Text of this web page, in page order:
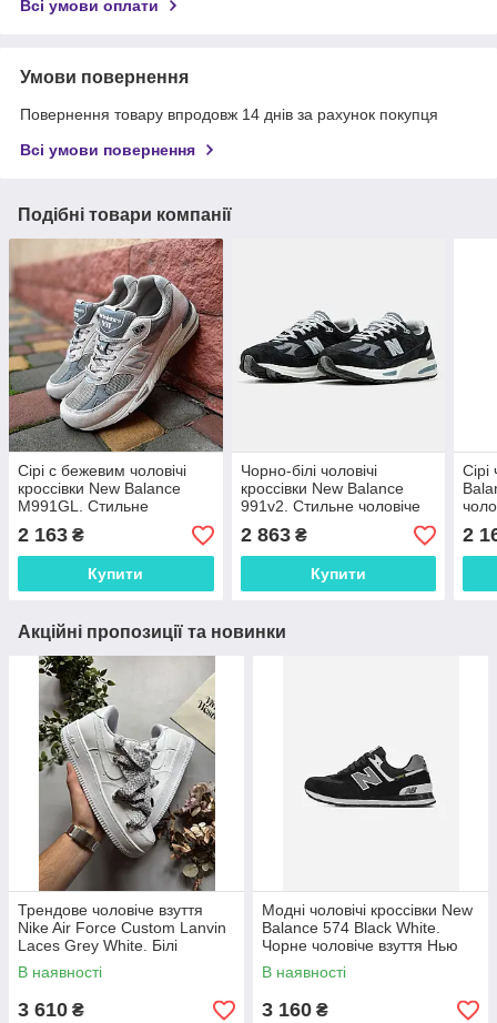
Всі умови оплати
Умови повернення
Повернення товару впродовж 14 днів за рахунок покупця
Всі умови повернення
Подібні товари компанії
Сірі с бежевим чоловічі
кроссівки New Balance
M991GL. Стильне
чоловіче взуття Нью
Беленс M991GL.
2 163 ₴
Купити
Чорно-білі чоловічі
кроссівки New Balance
991v2. Стильне чоловіче
взуття Нью Беленс 991v2.
2 863₴
Купити
Сірі
2
Акційні пропозиції та новинки
Трендове чоловіче взуття
Nike Air Force Custom Lanvin
Laces Grey White. Білі
чоловічі кросси Найк Аір
Форс.
В наявності
3 610 ₴
Модні чоловічі кроссівки New
Balance 574 Black White.
Чорне чоловіче взуття Нью
Беленс 574.
В наявності
3 160 ₴